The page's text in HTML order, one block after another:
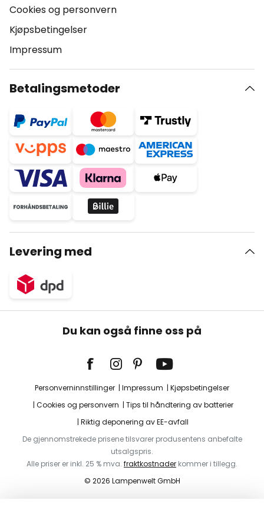
Cookies og personvern
Kjøpsbetingelser
Impressum
Betalingsmetoder
Levering med
Du kan også finne oss på
Personverninnstillinger Impressum
Kjøpsbetingelser
Cookies og personvern
Tips til håndtering av batterier
Riktig deponering av EE-avfall
De gjennomstrekede prisene tilsvarer produsentens anbefalte
utsalgspris.
Alle priser er inkl. 25 % mva. fraktkostnader kommer i tillegg.
© 2026 Lampenwelt GmbH